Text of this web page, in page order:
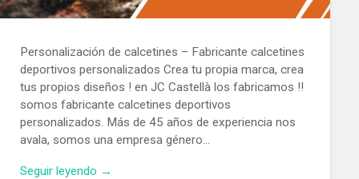
Personalización de calcetines – Fabricante calcetines
deportivos personalizados Crea tu propia marca, crea
tus propios diseños ! en JC Castellà los fabricamos !!
somos fabricante calcetines deportivos
personalizados. Más de 45 años de experiencia nos
avala, somos una empresa género…
Seguir leyendo →